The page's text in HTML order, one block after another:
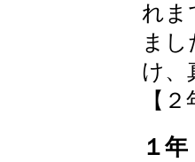
れま
ま
け、
【
１